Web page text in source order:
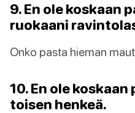
9. En ole koskaan
ruokaani
Onko pasta hieman
10. En ole
toisen henkeä.